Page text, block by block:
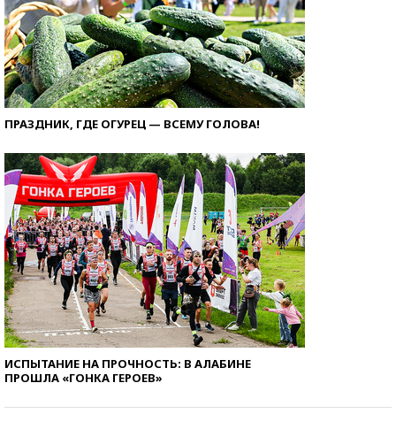
ПРАЗДНИК, ГДЕ ОГУРЕЦ — ВСЕМУ ГОЛОВА!
ИСПЫТАНИЕ НА ПРОЧНОСТЬ: В АЛАБИНЕ
ПРОШЛА «ГОНКА ГЕРОЕВ»